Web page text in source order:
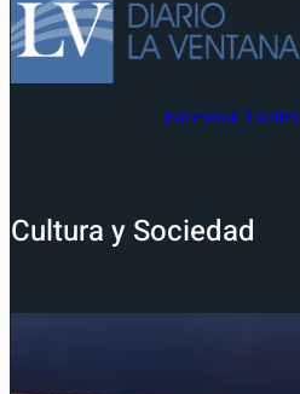
Facebook Twitter
Cultura y Sociedad